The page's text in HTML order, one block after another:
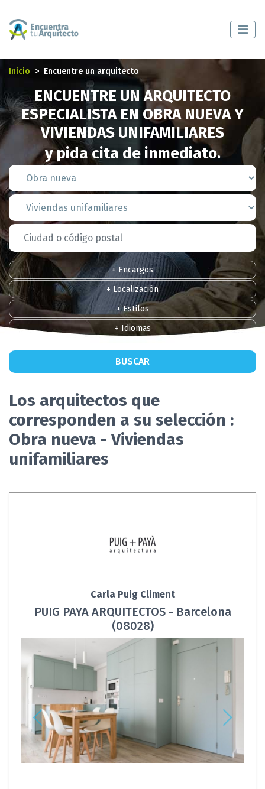
Inicio Encuentre un arquitecto
ENCUENTRE UN ARQUITECTO
ESPECIALISTA EN OBRA NUEVA Y
VIVIENDAS UNIFAMILIARES
y pida cita de inmediato.
+ Encargos
+ Localización
+ Estilos
+ Idiomas
BUSCAR
Los arquitectos que
corresponden a su selección :
Obra nueva - Viviendas
unifamiliares
Carla Puig Climent
PUIG PAYA ARQUITECTOS - Barcelona
(08028)